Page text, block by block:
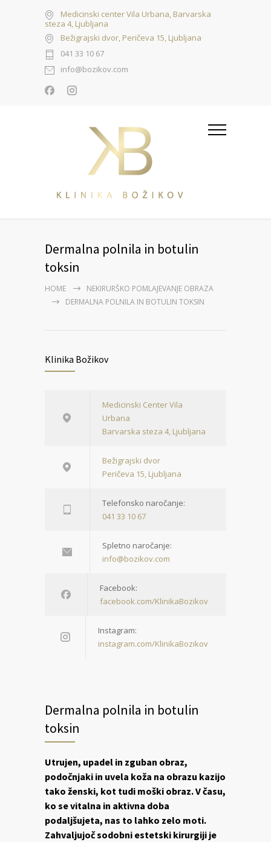
Medicinski center Vila Urbana, Barvarska
steza 4, Ljubljana
Bežigrajski dvor, Peričeva 15, Ljubljana
041 33 10 67
info@bozikov.com
Dermalna polnila in botulin
toksin
HOME
NEKIRURŠKO POMLAJEVANJE OBRAZA
DERMALNA POLNILA IN BOTULIN TOKSIN
Klinika Božikov
Medicinski Center Vila
Urbana
Barvarska steza 4, Ljubljana
Bežigrajski dvor
Peričeva 15, Ljubljana
Telefonsko naročanje:
041 33 10 67
Spletno naročanje:
info@bozikov.com
Facebook:
facebook.com/KlinikaBozikov
Instagram:
instagram.com/KlinikaBozikov
Dermalna polnila in botulin
toksin
Utrujen, upadel in zguban obraz,
podočnjaki in uvela koža na obrazu kazijo
tako ženski, kot tudi moški obraz. V času,
ko se vitalna in aktivna doba
podaljšujeta, nas to lahko zelo moti.
Zahvaljujoč sodobni estetski kirurgiji je